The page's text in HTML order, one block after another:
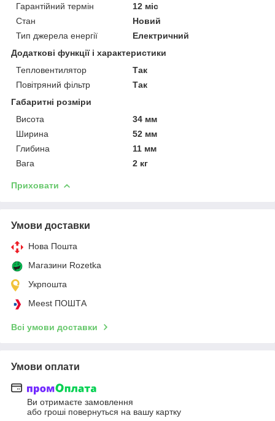
Гарантійний термін
12 міс
Стан
Новий
Тип джерела енергії
Електричний
Додаткові функції і характеристики
Тепловентилятор
Так
Повітряний фільтр
Так
Габаритні розміри
Висота
34 мм
Ширина
52 мм
Глибина
11 мм
Вага
2 кг
Приховати
Умови доставки
Нова Пошта
Магазини Rozetka
Укрпошта
Meest ПОШТА
Всі умови доставки
Умови оплати
Ви отримаєте замовлення
або гроші повернуться на вашу картку